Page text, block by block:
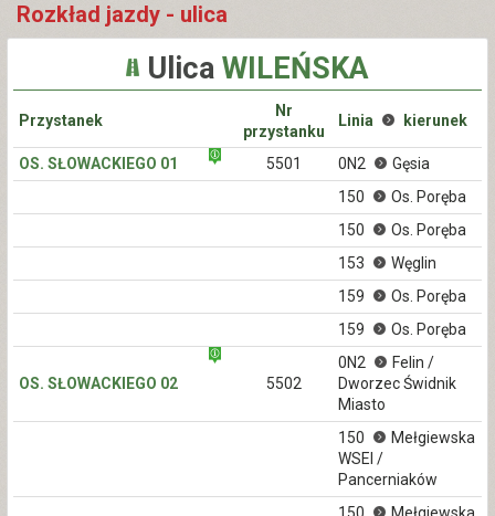
Rozkład jazdy - ulica
Ulica WILEŃSKA
Przystanek
Nr
przystanku
Linia kierunek
OS. SŁOWACKIEGO 01 5501 0N2
Gęsia
150
Os. Poręba
150
Os. Poręba
153
Węglin
159
Os. Poręba
159
Os. Poręba
OS. SŁOWACKIEGO 02 5502
0N2
Felin /
Dworzec Świdnik
Miasto
150
Mełgiewska
WSEI /
Pancerniaków